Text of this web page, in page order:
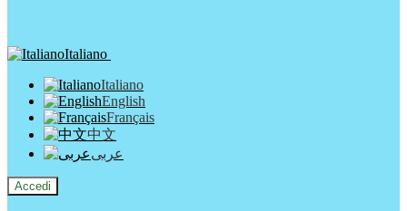
Italiano
Italiano
English
Français
中文
عربى
Accedi